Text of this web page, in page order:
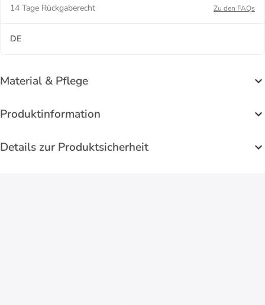
14 Tage Rückgaberecht
Zu den FAQs
DE
Material & Pflege
Produktinformation
Details zur Produktsicherheit